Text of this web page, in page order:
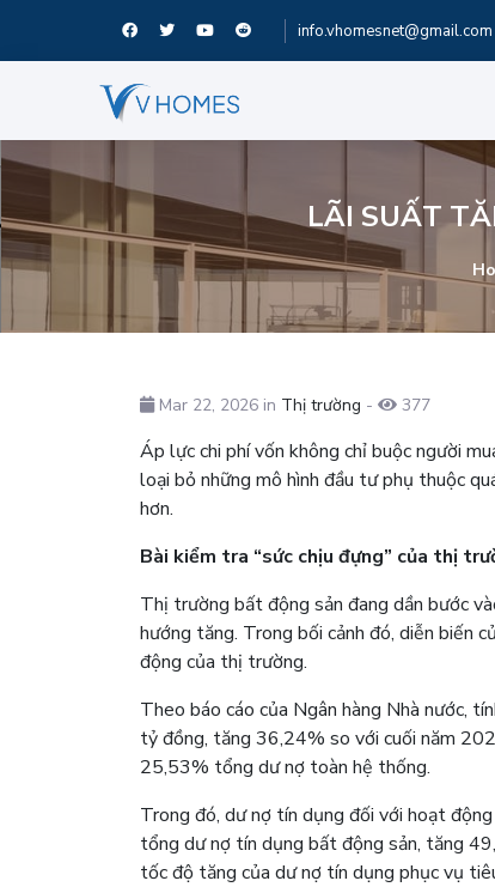
info.vhomesnet@gmail.com
LÃI SUẤT
Mar 22, 2026 in Thị trường - 377
Áp lực chi phí vốn không chỉ buộc người
loại bỏ những mô hình đầu tư phụ thuộc
hơn.
Bài kiểm tra “sức chịu đựng” của thị
Thị trường bất động sản đang dần bước
hướng tăng. Trong bối cảnh đó, diễn biến
động của thị trường.
Theo báo cáo của Ngân hàng Nhà nước,
tỷ đồng, tăng 36,24% so với cuối năm
25,53% tổng dư nợ toàn hệ thống.
Trong đó, dư nợ tín dụng đối với hoạt
tổng dư nợ tín dụng bất động sản, tăng
tốc độ tăng của dư nợ tín dụng phục vụ